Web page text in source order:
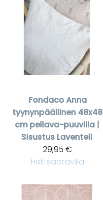
FondacoAnna
tyynynpäällinen 48x48
cm pellava-puuvilla |
Sisustus Laventeli
29,95 €
Heti saatavilla